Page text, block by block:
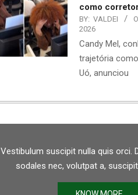
como
BY: VALDEI
2026
Candy Mel,
trajetória
Uó, anunciou
Vestibulum suscipit nulla quis orci.
sodales nec, volutpat a,